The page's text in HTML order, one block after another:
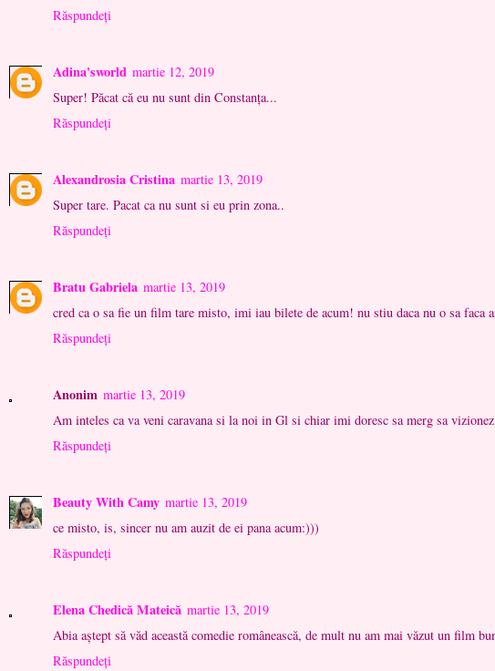
Răspundeți
Adina'sworld martie 12, 2019
Super! Păcat că eu nu sunt din Constanța...
Răspundeți
Alexandrosia Cristina martie 13, 2019
Super tare. Pacat ca nu sunt si eu prin zona..
Răspundeți
Bratu Gabriela martie 13, 2019
cred ca o sa fie un film tare misto, imi iau bilete de acum! nu stiu daca nu o sa faca
Răspundeți
Anonim martie 13, 2019
Am inteles ca va veni caravana si la noi in Gl si chiar imi doresc sa merg sa
Răspundeți
Beauty With Camy martie 13, 2019
ce misto, is, sincer nu am auzit de ei pana acum:)))
Răspundeți
Elena Chedică Mateică martie 13, 2019
Abia aștept să văd această comedie românească, de mult nu am mai văzut un film
Răspundeți